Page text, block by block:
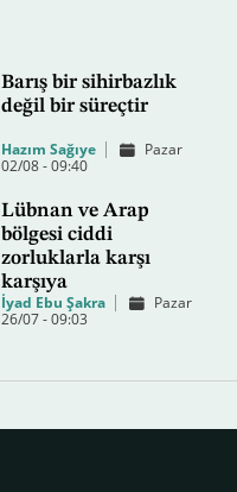
Barış bir sihirbazlık
değil bir süreçtir
Hazım Sağıye
Pazar
02/08 - 09:40
Lübnan ve Arap
bölgesi ciddi
zorluklarla karşı
karşıya
İyad Ebu Şakra
Pazar
26/07 - 09:03